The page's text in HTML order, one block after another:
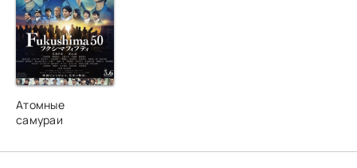
Атомные
самураи